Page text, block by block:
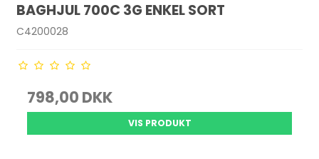
BAGHJUL 700C 3G ENKEL SORT
C4200028
798,00 DKK
VIS PRODUKT